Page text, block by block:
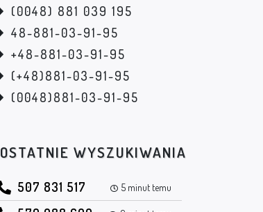
(0048) 881 039 195
48-881-03-91-95
+48-881-03-91-95
(+48)881-03-91-95
(0048)881-03-91-95
OSTATNIE WYSZUKIWANIA
507 831 517 5 minut temu